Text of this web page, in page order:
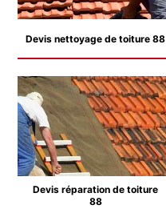
Devis nettoyage de toiture 88
Devis réparation de toiture
88